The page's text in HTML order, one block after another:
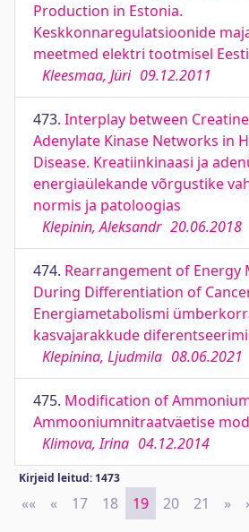
Production in Estonia.
Keskkonnaregulatsioonide
meetmed elektri tootmisel
Kleesmaa, Jüri 09.12.2011
473. Interplay between
Adenylate Kinase Networks in
Disease. Kreatiinkinaasi ja
energiaülekande võrgustike
normis ja patoloogias
Klepinin, Aleksandr 20.06.2018
474. Rearrangement of Energy
During Differentiation of
Energiametabolismi
kasvajarakkude
Klepinina, Ljudmila 08.06.2021
475. Modification of
Ammooniumnitraatväetise
Klimova, Irina 04.12.2014
Kirjeid leitud: 1473
«« First
« Previous
17 18 19 20 21 »